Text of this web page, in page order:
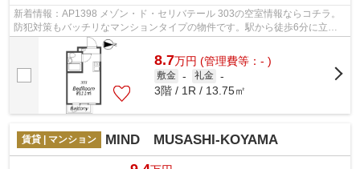
新着情報：AP1398 メゾン・ド・セリバテール 303の空室情報ならコチラ。
防犯対策もバッチリなマンションタイプの物件です。駅から徒歩6分に立地
する、魅力的な駅近物件です。品川区で...
8.7万円 (管理費等：- )
敷金 - 礼金 -
3階 / 1R / 13.75㎡
賃貸 | マンション MIND MUSASHI-KOYAMA